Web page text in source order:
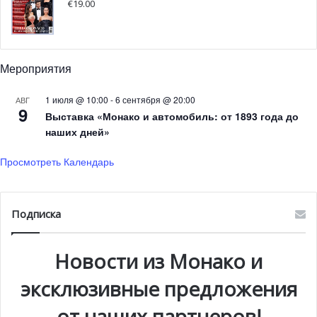
€19.00
Мероприятия
АВГ
9
1 июля @ 10:00 -6 сентября @ 20:00
Выставка «Монако и автомобиль: от 1893 года до
наших дней»
Просмотреть Календарь
Подписка
Новости из Монако и
эксклюзивные предложения